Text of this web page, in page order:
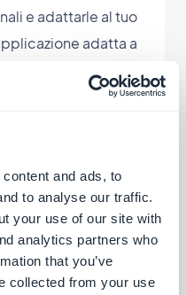
and ads, to
to analyse our traffic.
your use of our site with
analytics partners who
that you’ve
collected from your use
e adattarle al tuo
adatta a